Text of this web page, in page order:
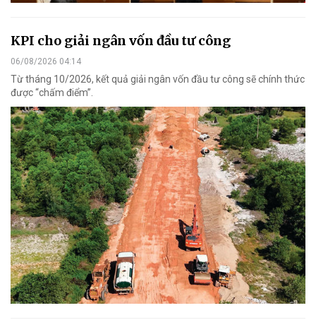
KPI cho giải ngân vốn đầu tư công
06/08/2026 04:14
Từ tháng 10/2026, kết quả giải ngân vốn đầu tư công sẽ chính thức
được “chấm điểm”.